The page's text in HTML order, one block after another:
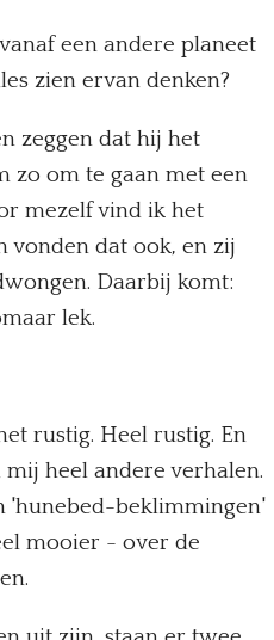
een andere planeet
zien ervan denken?
zeggen dat hij het
zo om te gaan met een
mezelf vind ik het
vonden dat ook, en zij
Daarbij komt:
lek.
rustig. Heel rustig. En
heel andere verhalen.
'hunebed-beklimmingen'
mooier - over de